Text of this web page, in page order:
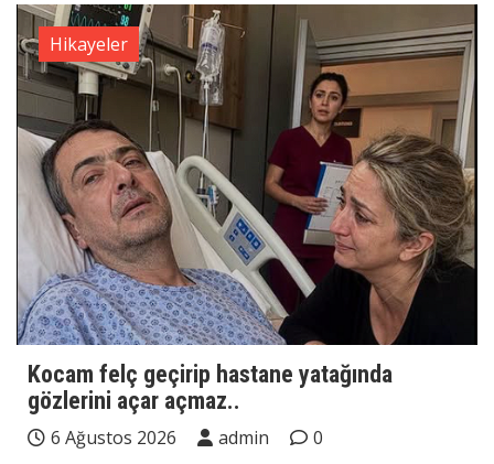
Hikayeler
Kocam felç geçirip hastane yatağında
gözlerini açar açmaz..
6 Ağustos 2026 admin
0